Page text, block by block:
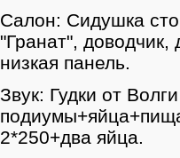
Салон: Сидушка
"Гранат", доводчик,
низкая панель.
Звук: Гудки от
2*250+два яйца.